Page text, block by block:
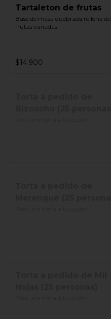
Tartaleton de frutas
Base de masa quebrada rellena de
frutas variadas
$14.900